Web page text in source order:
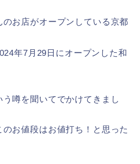
お店がオープンしている京都
年7月29日にオープンした和
噂を聞いてでかけてきまし
お値段はお値打ち！と思った